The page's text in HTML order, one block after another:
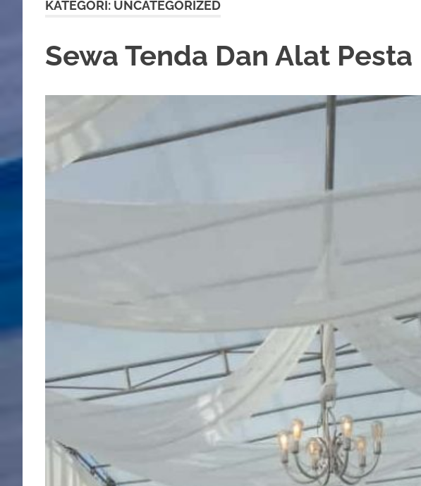
KATEGORI: UNCATEGORIZED
Sewa Tenda Dan Alat Pesta